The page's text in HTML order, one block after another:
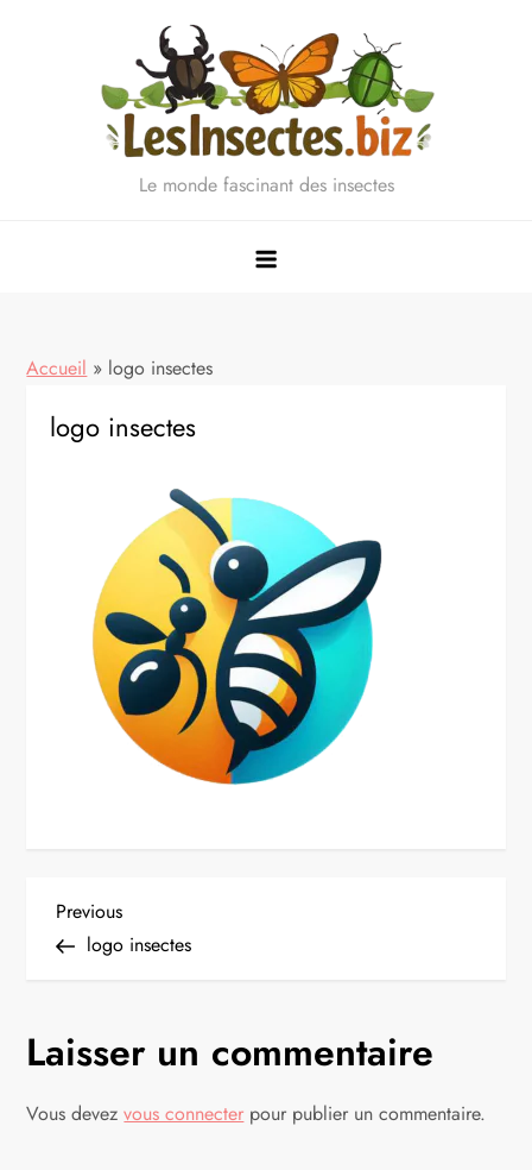
Le monde fascinant des insectes
Accueil » logo insectes
logo insectes
N
v
Previous
Post
Previous
logo insectes
Laisser un commentaire
Vous devezvous connecter pour publier un commentaire.